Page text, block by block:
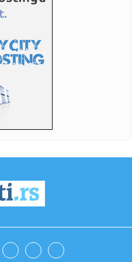
bi neprijateljskim brodovima
neracionalne potrošnje vode
dobili zaštitu: Zid čuva naselje
na "crnoj listi"
su